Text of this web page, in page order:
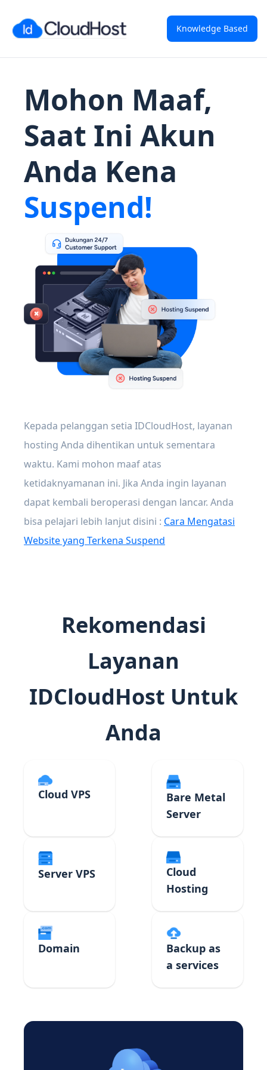
Knowledge Based
Mohon Maaf,
Saat Ini Akun
Anda Kena
Suspend!
Kepada pelanggan setia IDCloudHost, layanan
hosting Anda dihentikan untuk sementara
waktu. Kami mohon maaf atas
ketidaknyamanan ini. Jika Anda ingin layanan
dapat kembali beroperasi dengan lancar. Anda
bisa pelajari lebih lanjut disini : Cara Mengatasi
Website yang Terkena Suspend
Rekomendasi
Layanan
IDCloudHost Untuk
Anda
Cloud VPS
Bare Metal
Server
Server VPS
Cloud
Hosting
Domain
Backup as
a services